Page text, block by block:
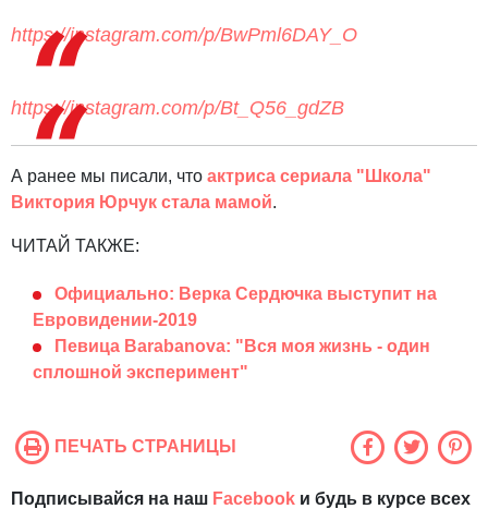
https://instagram.com/p/BwPml6DAY_O
https://instagram.com/p/Bt_Q56_gdZB
А ранее мы писали, что актриса сериала "Школа"
Виктория Юрчук стала мамой.
ЧИТАЙ ТАКЖЕ:
Официально: Верка Сердючка выступит на
Евровидении-2019
Певица Barabanova: "Вся моя жизнь - один
сплошной эксперимент"
ПЕЧАТЬ СТРАНИЦЫ
Подписывайся на наш Facebook и будь в курсе всех